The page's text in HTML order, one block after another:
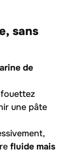
sans
de
fouettez
une pâte
fluide mais